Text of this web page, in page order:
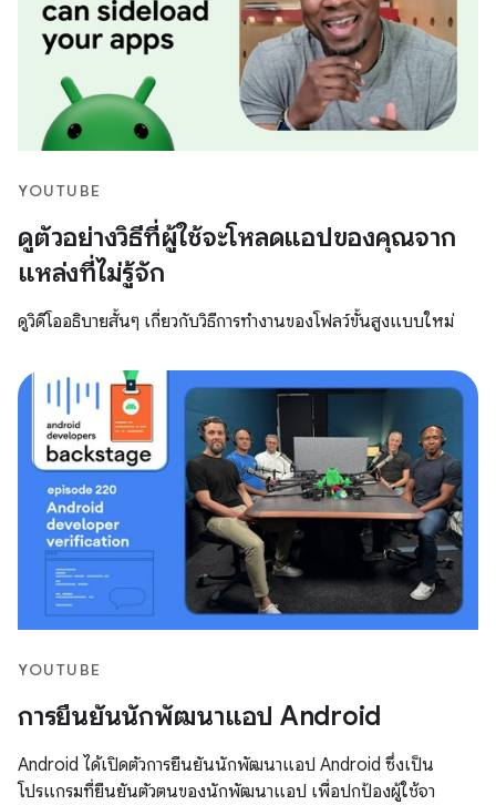
YOUTUBE
ดูตัวอย่างวิธีที่ผู้ใช้จะโหลดแอปของคุณจาก
แหล่งที่ไม่รู้จัก
ดูวิดีโออธิบายสั้นๆ เกี่ยวกับวิธีการทำงานของโฟลว์ขั้นสูงแบบใหม่
YOUTUBE
การยืนยันนักพัฒนาแอป Android
Android ได้เปิดตัวการยืนยันนักพัฒนาแอป Android ซึ่งเป็น
โปรแกรมที่ยืนยันตัวตนของนักพัฒนาแอป เพื่อปกป้องผู้ใช้จา